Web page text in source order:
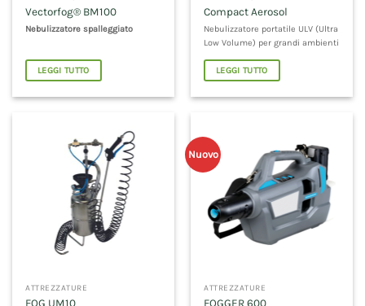
Vectorfog® BM100
Nebulizzatore spalleggiato
LEGGI TUTTO
Compact Aerosol
Nebulizzatore portatile ULV (Ultra
Low Volume) per grandi ambienti
LEGGI TUTTO
ATTREZZATURE
FOG UM10
Nuovo
ATTREZZATURE
FOGGER 600